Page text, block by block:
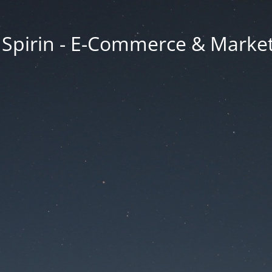
- E-Commerce &